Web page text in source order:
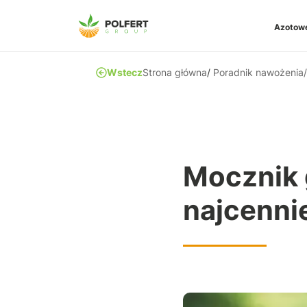
WsteczStrona główna/ Poradnik nawożenia/
Mocznik